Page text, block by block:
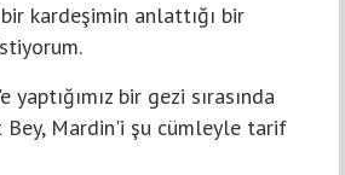
kardeşimin anlattığı bir
bir gezi sırasında
Bey, Mardin'i şu cümleyle tarif